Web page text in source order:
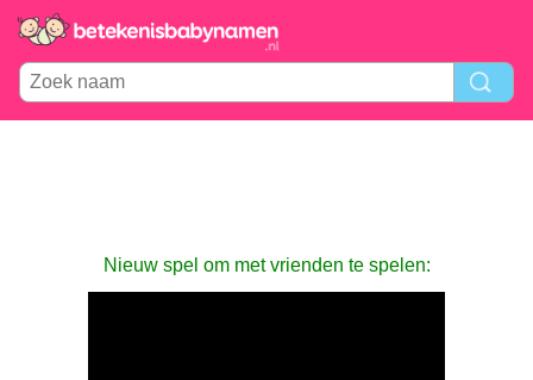
Nieuw spel om met vrienden te spelen: